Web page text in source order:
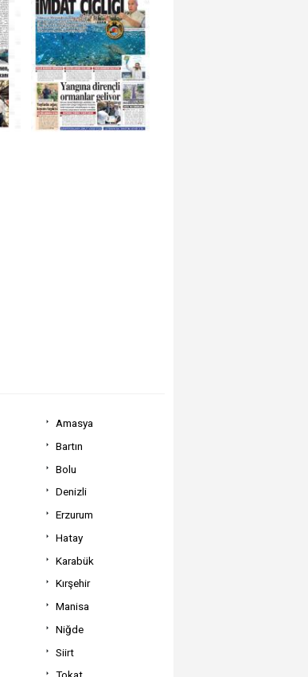
Amasya
Bartın
Bolu
Denizli
Erzurum
Hatay
Karabük
Kırşehir
Manisa
Niğde
Siirt